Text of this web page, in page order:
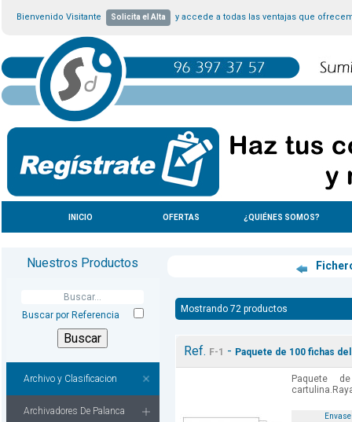
Bienvenido Visitante Solicita el Alta y accede a todas las ventajas que
INICIO OFERTAS ¿QUIÉNES SOMOS?
Nuestros Productos
Buscar por Referencia
Archivo y Clasificacion
Archivadores De Palanca
Mostrando 72 productos
Ref. F-1 - Paquete de 100 fichas
Paquete
Envase